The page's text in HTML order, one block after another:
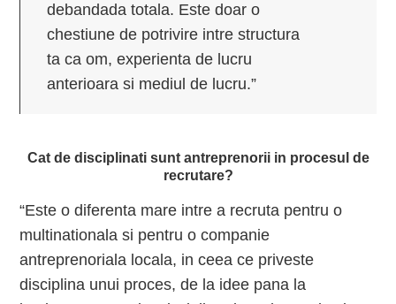
debandada totala. Este doar o
chestiune de potrivire intre structura
ta ca om, experienta de lucru
anterioara si mediul de lucru.”
Cat de disciplinati sunt antreprenorii in procesul de
recrutare?
“Este o diferenta mare intre a recruta pentru o
multinationala si pentru o companie
antreprenoriala locala, in ceea ce priveste
disciplina unui proces, de la idee pana la